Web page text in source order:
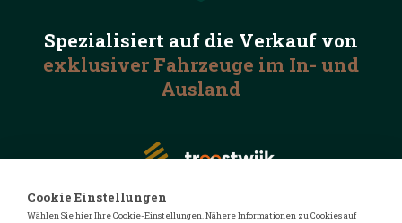
Spezialisiert auf die Verkauf von
exklusiver Fahrzeuge im In- und
Ausland
Cookie Einstellungen
Wählen Sie hier Ihre Cookie-Einstellungen. Nähere Informationen zu Cookies auf